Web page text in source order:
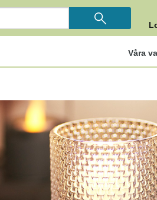
Våra